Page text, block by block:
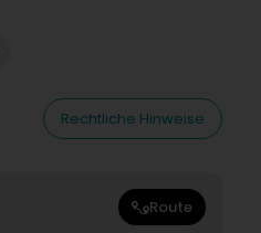
Rechtliche Hinweise
Route